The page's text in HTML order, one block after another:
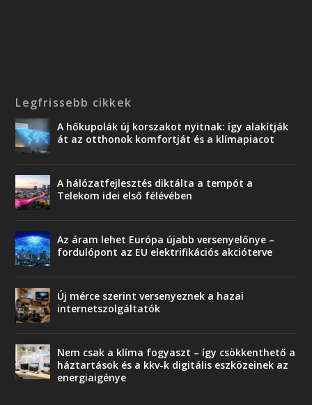
Legfrissebb cikkek
A hőkupolák új korszakot nyitnak: így alakítják
át az otthonok komfortját és a klímapiacot
A hálózatfejlesztés diktálta a tempót a
Telekom idei első félévében
Az áram lehet Európa újabb versenyelőnye –
fordulópont az EU elektrifikációs akcióterve
Új mérce szerint versenyeznek a hazai
internetszolgáltatók
Nem csak a klíma fogyaszt – így csökkenthető a
háztartások és a kkv-k digitális eszközeinek az
energiaigénye